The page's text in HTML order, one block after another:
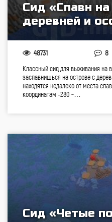
Сид «Спавн на
деревней и
48731 8
Классный сид для выживания на
заспавнишься на острове с
находятся недалеко от места
координатам -280 ~…
Сид «Четые